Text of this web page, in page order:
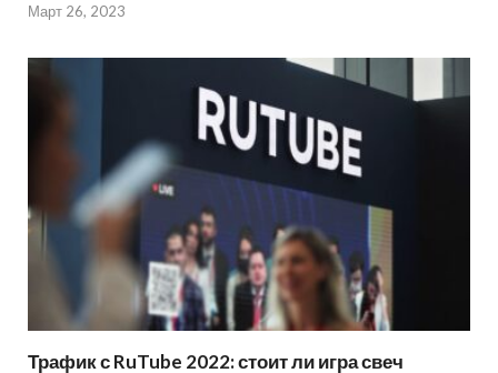
Март 26, 2023
Трафик с RuTube 2022: стоит ли игра свеч